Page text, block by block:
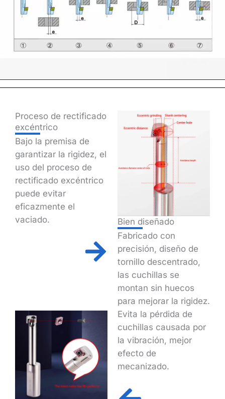
Proceso de rectificado
excéntrico
Bajo la premisa de
garantizar la rigidez, el
uso del proceso de
rectificado excéntrico
puede evitar
eficazmente el
vaciado.
Bien diseñado
Fabricado con
precisión, diseño de
tornillo descentrado,
las cuchillas se
montan sin huecos
para mejorar la rigidez.
Evita la pérdida de
cuchillas causada por
la vibración, mejor
efecto de
mecanizado.